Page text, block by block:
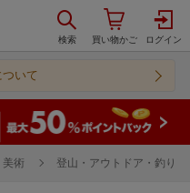
いて
術 登山・アウトドア・釣り